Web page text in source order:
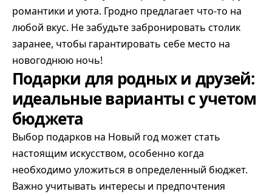
романтики и уюта. Гродно предлагает что-то на
любой вкус. Не забудьте забронировать столик
заранее, чтобы гарантировать себе место на
новогоднюю ночь!
Подарки для родных и друзей:
идеальные варианты с учетом
бюджета
Выбор подарков на Новый год может стать
настоящим искусством, особенно когда
необходимо уложиться в определенный бюджет.
Важно учитывать интересы и предпочтения